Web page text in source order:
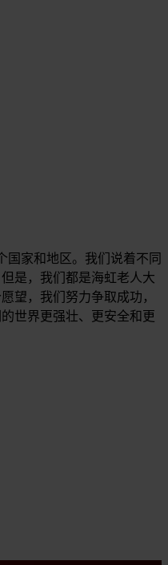
国家和地区。我们说着不同
是，我们都是海虹老人大
望，我们努力争取成功，
世界更强壮、更安全和更